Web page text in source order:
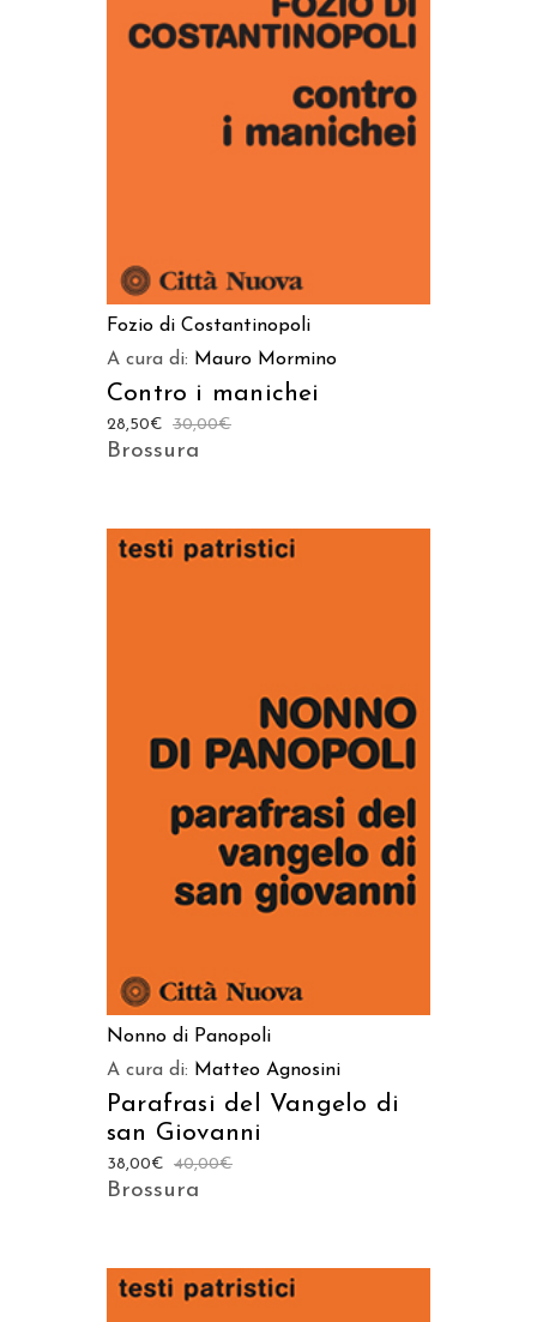
Fozio di Costantinopoli
A cura di: Mauro Mormino
Contro i manichei
30,00€
28,50€
Brossura
AGGIUNGI AL CARRELLO
Nonno di Panopoli
A cura di: Matteo Agnosini
Parafrasi del Vangelo di
san Giovanni
40,00€
38,00€
Brossura